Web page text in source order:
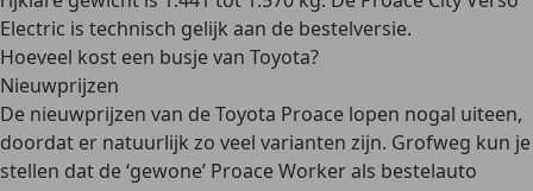
Electric is technisch gelijk aan de bestelversie.
Hoeveel kost een busje van Toyota?
Nieuwprijzen
De nieuwprijzen van de Toyota Proace lopen nogal uiteen,
doordat er natuurlijk zo veel varianten zijn. Grofweg kun je
stellen dat de ‘gewone’ Proace Workerals bestelauto